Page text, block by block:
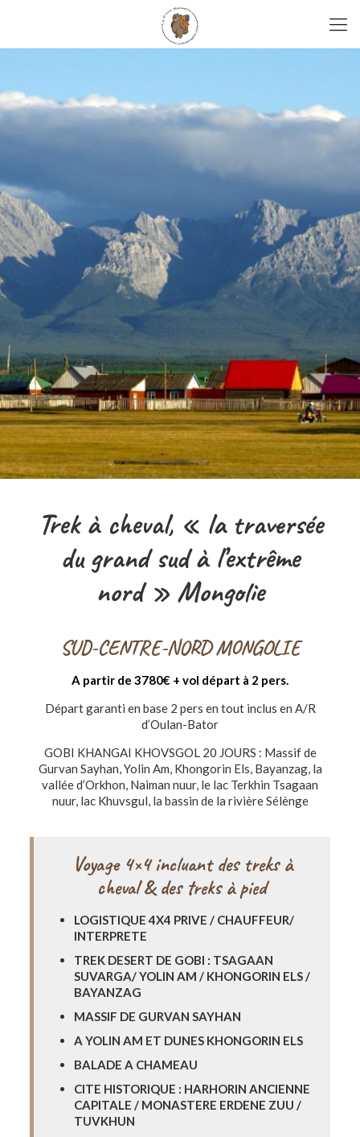
Trek à cheval, « la traversée
du grand sud à l’extrême
nord » Mongolie
SUD-CENTRE-NORD MONGOLIE
A partir de 3780€ + vol départ à 2 pers.
Départ garanti en base 2 pers en tout inclus en A/R
d’Oulan-Bator
GOBI KHANGAI KHOVSGOL 20 JOURS : Massif de
Gurvan Sayhan, Yolin Am, Khongorin Els, Bayanzag, la
vallée d’Orkhon, Naiman nuur, le lac Terkhin Tsagaan
nuur, lac Khuvsgul, la bassin de la rivière Sélènge
Voyage 4×4 incluant des treks à
cheval & des treks à pied
LOGISTIQUE 4X4 PRIVE / CHAUFFEUR/
INTERPRETE
TREK DESERT DE GOBI : TSAGAAN
SUVARGA/ YOLIN AM / KHONGORIN ELS /
BAYANZAG
MASSIF DE GURVAN SAYHAN
A YOLIN AM ET DUNES KHONGORIN ELS
BALADE A CHAMEAU
CITE HISTORIQUE : HARHORIN ANCIENNE
CAPITALE / MONASTERE ERDENE ZUU /
TUVKHUN